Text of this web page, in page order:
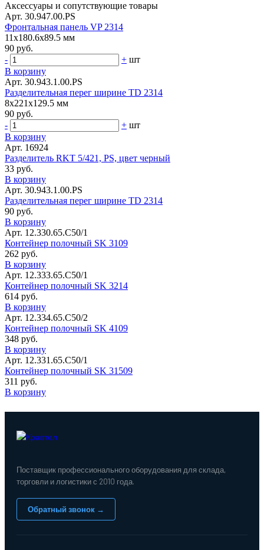
Аксессуары и сопутствующие товары
Арт. 30.947.00.PS
Фронтальная панель VP 2314
11x180.6x89.5 мм
90 руб.
-
+ шт
В корзину
Арт. 30.943.1.00.PS
Разделительная перег ширине TD 2314
8x221x129.5 мм
90 руб.
-
+ шт
В корзину
Арт. 16924
Разделитель RKT 5/421, PS, цвет черный
33 руб.
В корзину
Арт. 30.943.1.00.PS
Разделительная перег ширине TD 2314
90 руб.
В корзину
Арт. 12.330.65.С50/1
Контейнер полочный SK 3109
262 руб.
В корзину
Арт. 12.333.65.С50/1
Контейнер полочный SK 3214
614 руб.
В корзину
Арт. 12.334.65.С50/2
Контейнер полочный SK 4109
348 руб.
В корзину
Арт. 12.331.65.С50/1
Контейнер полочный SK 31509
311 руб.
В корзину
Поставщик профессионального оборудования для склада,
торговли и логистики с 2010 года.
Обратный звонок →